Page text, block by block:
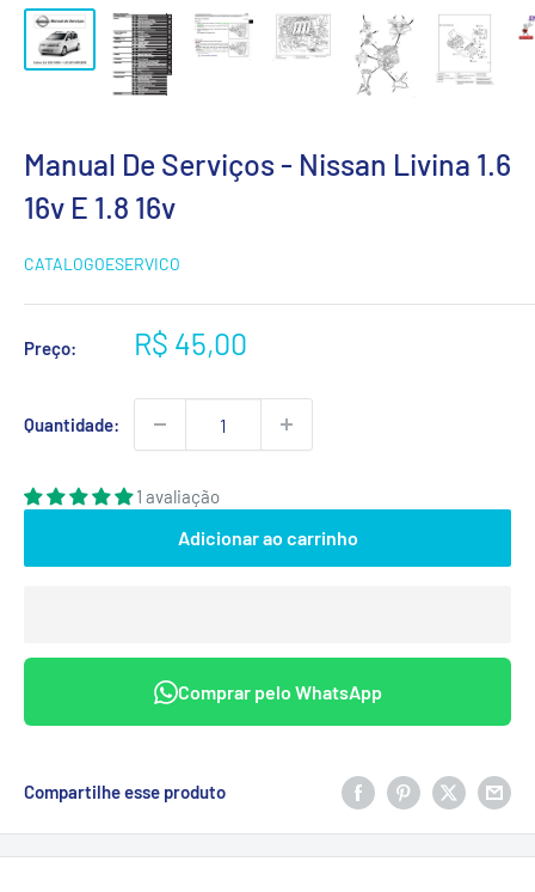
Manual De Serviços - Nissan Livina 1.6
16v E 1.8 16v
CATALOGOESERVICO
Preço:
Preço
R$ 45,00
Quantidade:
1 avaliação
Adicionar ao carrinho
Comprar pelo WhatsApp
Compartilhe esse produto